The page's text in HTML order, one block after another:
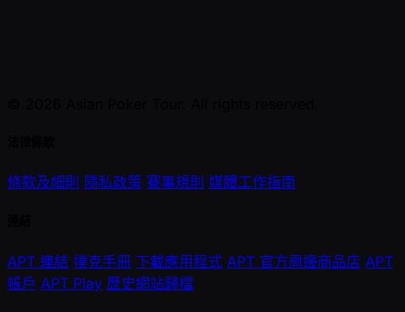
條款及細則 隱私政策 賽事規則 媒體工作指南
APT 連結 撲克手冊 下載應用程式 APT 官方周邊商品店 APT
帳戶 APT Play 歷史網站歸檔